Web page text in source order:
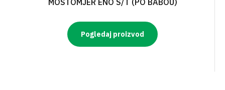
MOŠTOMJER ENO S/T (PO BABOU)
Pogledaj proizvod